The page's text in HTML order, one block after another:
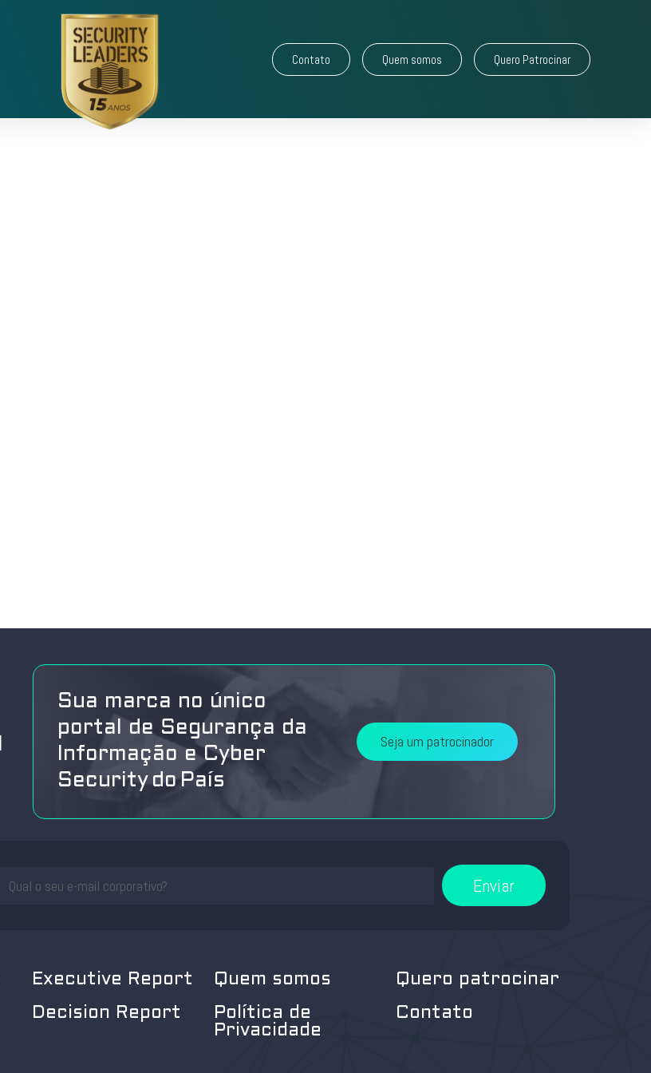
Contato Quem somos Quero Patrocinar
Sua marca no único
portal de Segurança da
Informação e Cyber
Security do País
Seja um patrocinador
Enviar
Executive Report
Decision Report
Quem somos
Política de
Privacidade
Quero patrocinar
Contato